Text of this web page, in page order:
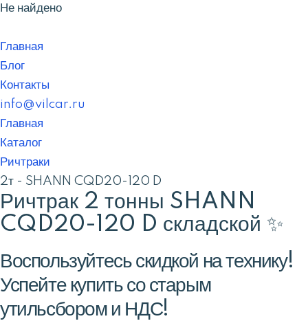
Не найдено
Главная
Блог
Контакты
info@vilcar.ru
Главная
Каталог
Ричтраки
2т - SHANN CQD20-120 D
Ричтрак 2 тонны SHANN
CQD20-120 D складской ✨
Воспользуйтесь скидкой на технику!
Успейте купить со старым
утильсбором и НДС!